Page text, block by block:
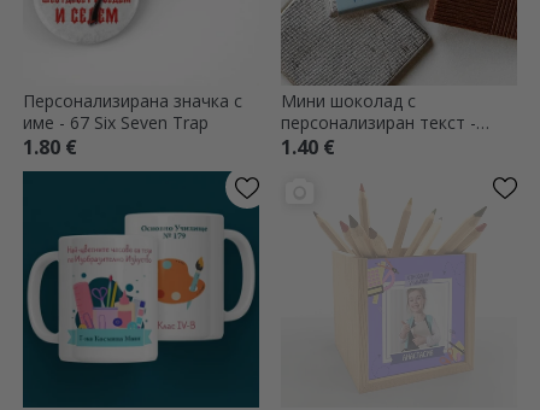
Персонализирана значка с
име - 67 Six Seven Trap
1.80 €
Мини шоколад с
персонализиран текст -
Книги
1.40 €